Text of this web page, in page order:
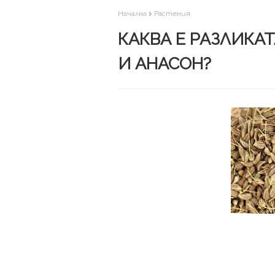
Начална Растения
КАКВА Е
И АНАСОН?